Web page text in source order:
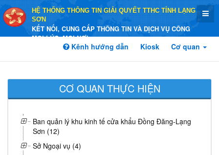
HỆ THỐNG THÔNG TIN GIẢI QUYẾT TTHC TỈNH LẠNG
SƠN
KẾT NỐI, CUNG CẤP THÔNG TIN VÀ DỊCH VỤ CÔNG
MỌI LÚC, MỌI NƠI
Kênh hướng dẫn Kiosk Cơ quan
CƠ QUAN THỰC HIỆN
Ban quản lý khu kinh tế cửa khẩu Đồng Đăng-Lạng
Sơn (12)
Sở Ngoại vụ (4)